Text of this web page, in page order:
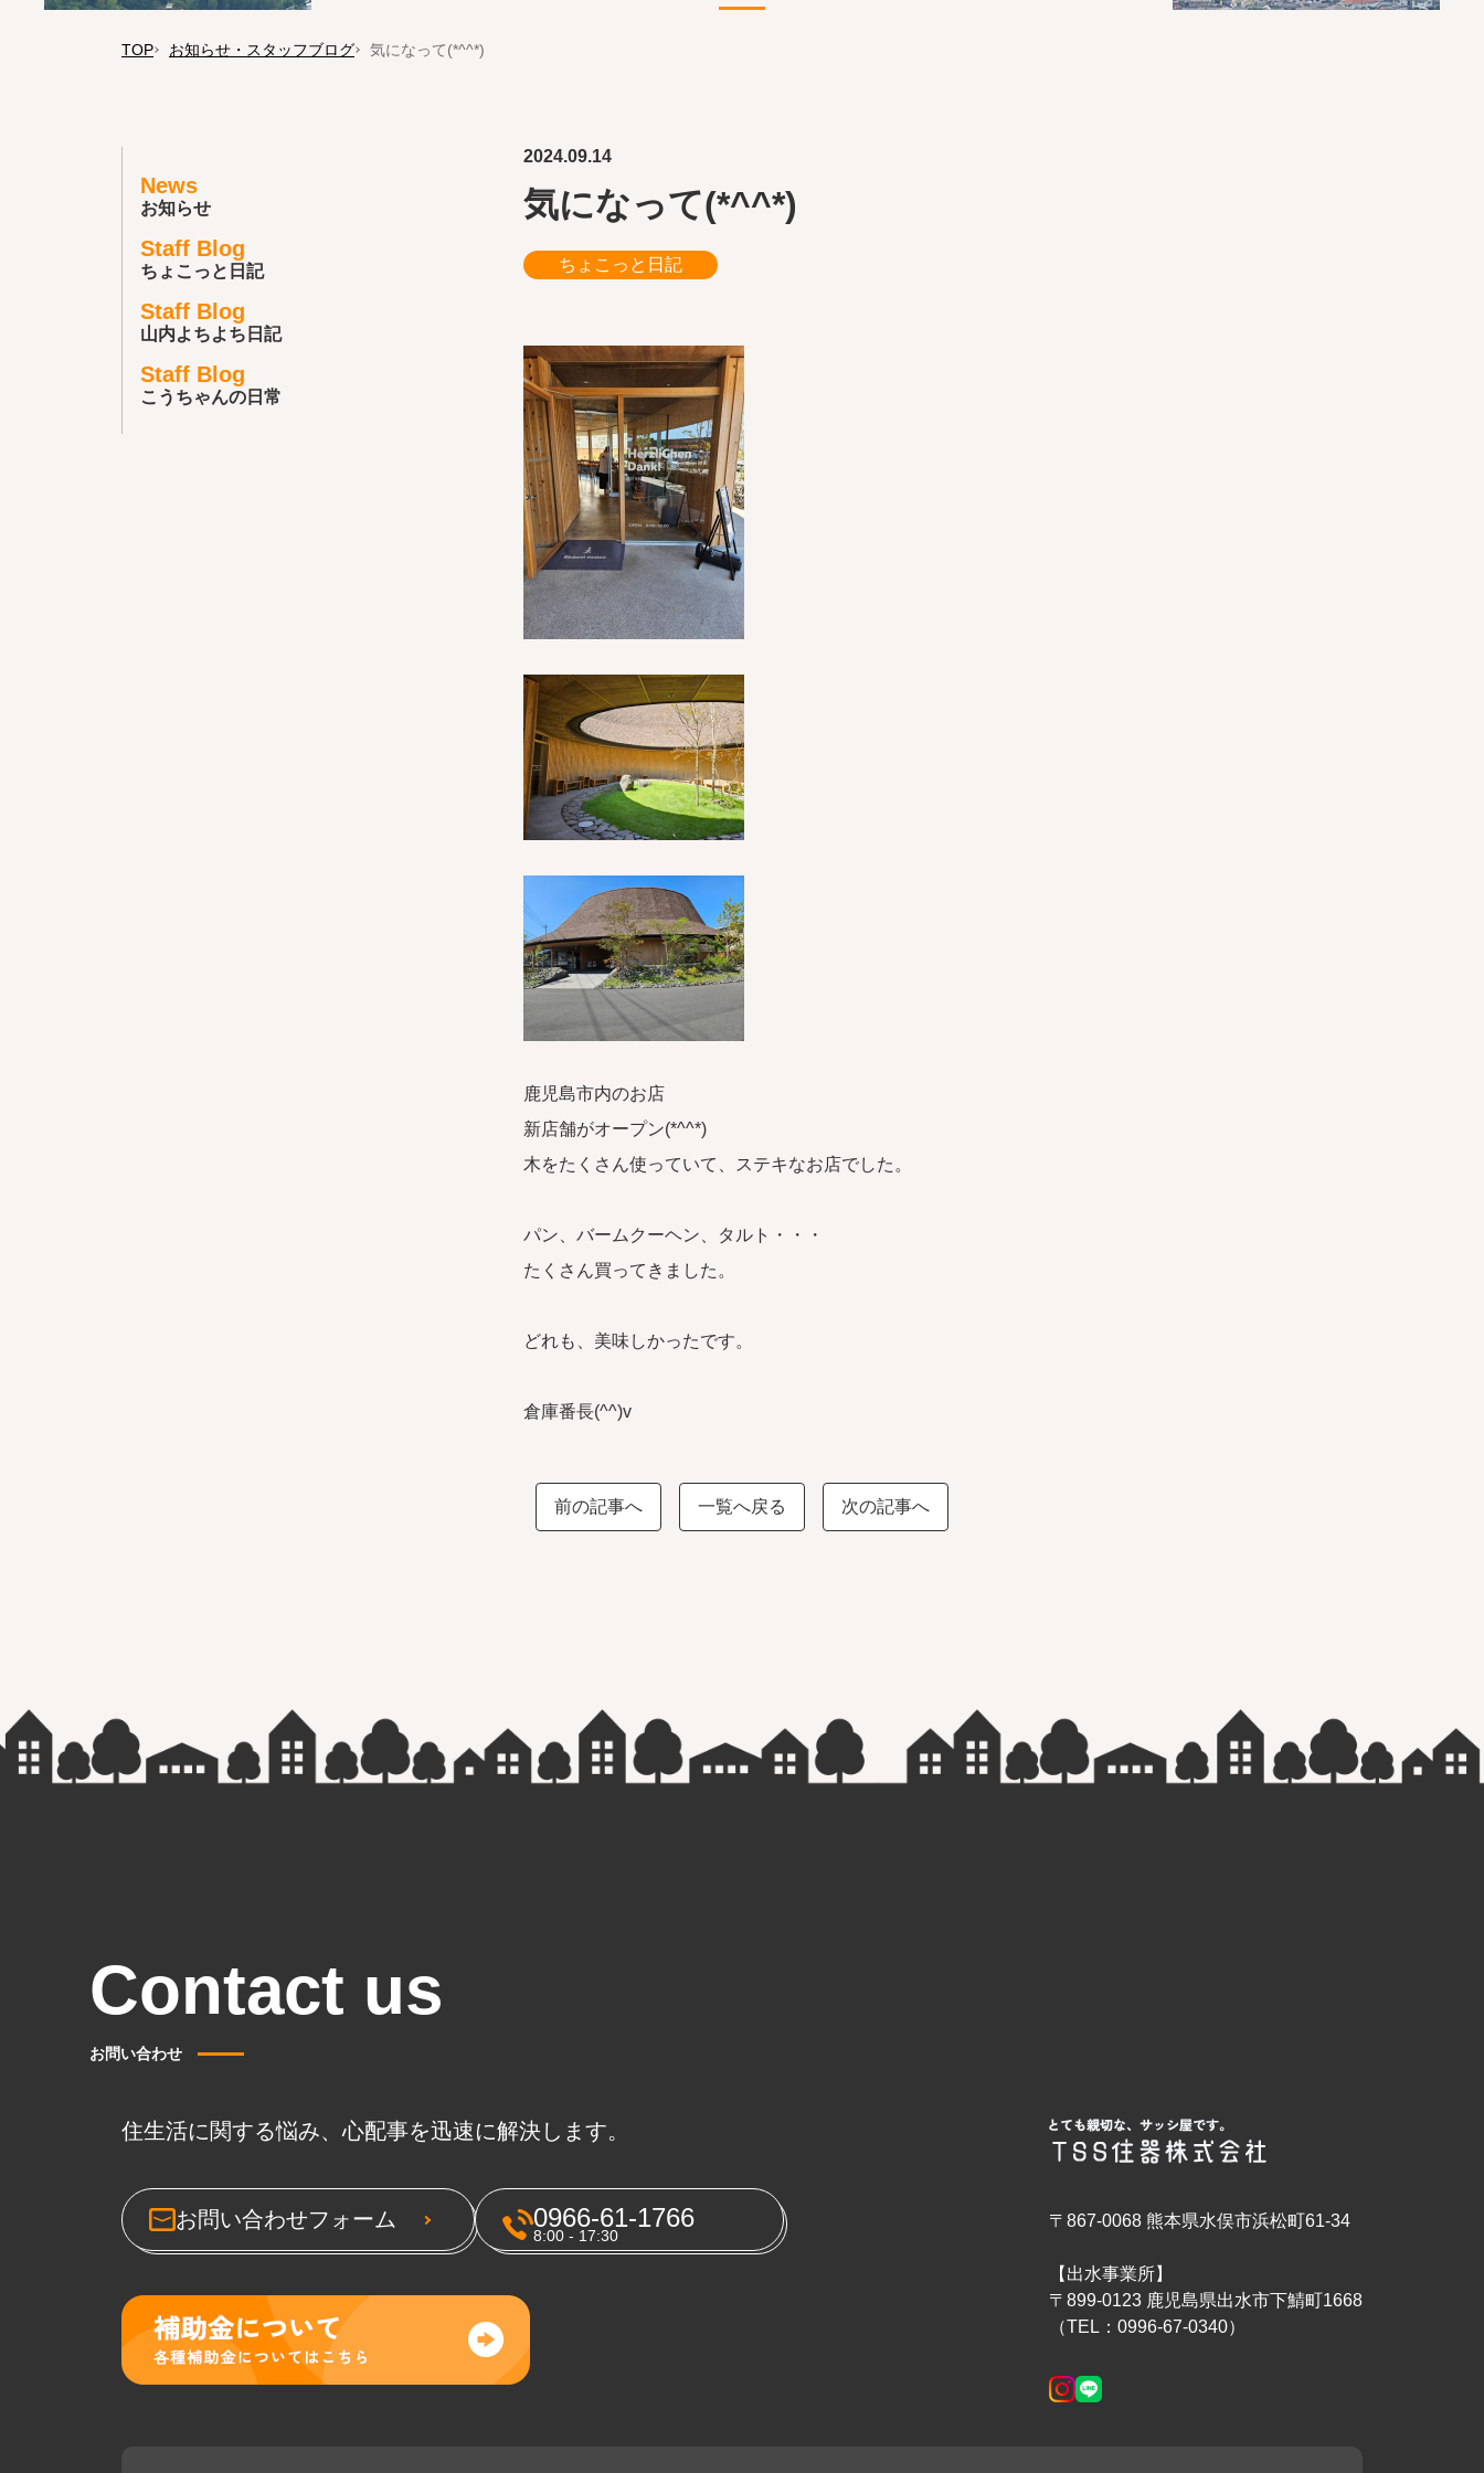
TOP お知らせ・スタッフブログ 気になって(*^^*)
News
お知らせ
Staff Blog
ちょこっと日記
Staff Blog
山内よちよち日記
Staff Blog
こうちゃんの日常
2024.09.14
気になって(*^^*)
ちょこっと日記
鹿児島市内のお店
新店舗がオープン(*^^*)
木をたくさん使っていて、ステキなお店でした。
パン、バームクーヘン、タルト・・・
たくさん買ってきました。
どれも、美味しかったです。
倉庫番長(^^)v
前の記事へ 一覧へ戻る 次の記事へ
Contact us
お問い合わせ
住生活に関する悩み、心配事を迅速に解決します。
お問い合わせフォーム 0966-61-1766
8:00 - 17:30
〒867-0068 熊本県水俣市浜松町61-34
【出水事業所】
〒899-0123 鹿児島県出水市下鯖町1668
（TEL：0996-67-0340）